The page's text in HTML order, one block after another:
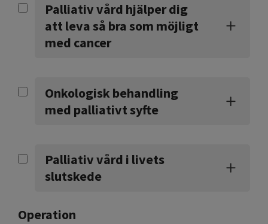
Palliativ vård hjälper dig
att leva så bra som möjligt
med cancer
Onkologisk behandling
med palliativt syfte
Palliativ vård i livets
slutskede
Operation